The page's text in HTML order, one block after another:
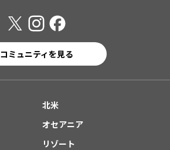
コミュニティを見る
北米
オセアニア
リゾート